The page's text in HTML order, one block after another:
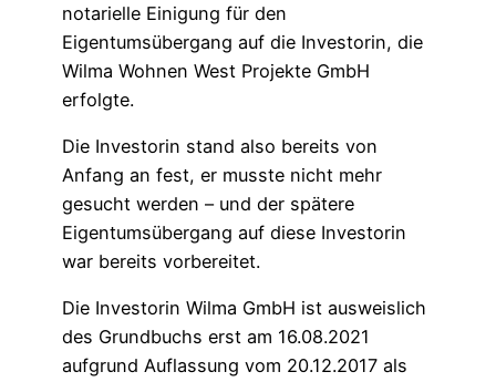
notarielle Einigung für den
Eigentumsübergang auf die Investorin, die
Wilma Wohnen West Projekte GmbH
erfolgte.
Die Investorin stand also bereits von
Anfang an fest, er musste nicht mehr
gesucht werden – und der spätere
Eigentumsübergang auf diese Investorin
war bereits vorbereitet.
Die Investorin Wilma GmbH ist ausweislich
des Grundbuchs erst am 16.08.2021
aufgrund Auflassung vom 20.12.2017 als